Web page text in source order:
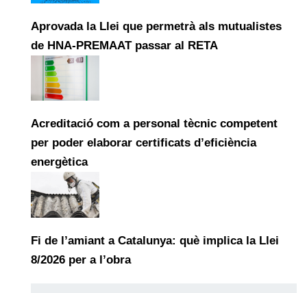
Aprovada la Llei que permetrà als mutualistes
de HNA-PREMAAT passar al RETA
Acreditació com a personal tècnic competent
per poder elaborar certificats d’eficiència
energètica
Fi de l’amiant a Catalunya: què implica la Llei
8/2026 per a l’obra